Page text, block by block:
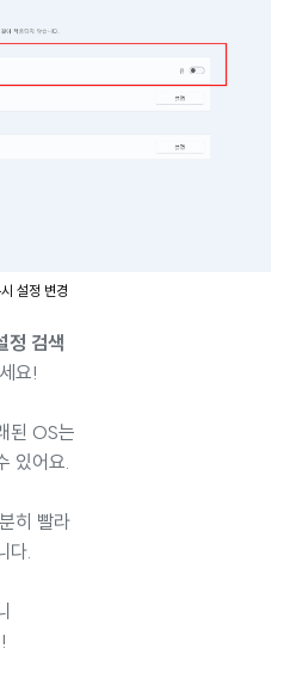
설정 변경
정 검색
요!
된 OS는
있어요.
히 빨라
다.